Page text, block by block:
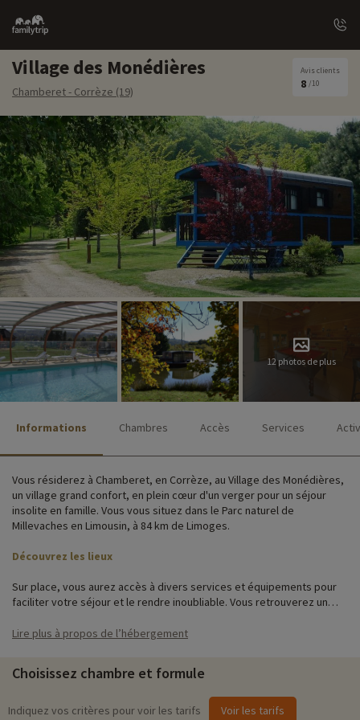
Family
trip
Village des Monédières
Chamberet - Corrèze (19)
Avis clients
8 /10
12 photos de plus
Informations Chambres Accès Services
Vous résiderez à Chamberet, en Corrèze, au Village des Monédières,
un village grand confort, en plein cœur d'un verger pour un séjour
insolite en famille. Vous vous situez dans le Parc naturel de
Millevaches en Limousin, à 84 km de Limoges.
Découvrez les lieux
Sur place, vous aurez accès à divers services et équipements pour
faciliter votre séjour et le rendre inoubliable. Vous retrouverez un
parking, le wifi, un service de location de vélos ainsi que plusieurs
Le site est composé de plusieurs hébergements insolites,
écologiques et tout en bois ! Faites votre choix entre les roulottes, la
toue cabanée sur l'eau, le carré d'étoile et son spa privatif, les
Lire plus à propos de l’hébergement
Choisissez chambre et formule
Indiquez vos critères pour voir les tarifs Voir les tarifs